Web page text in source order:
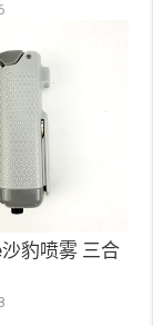
豹喷雾 三合